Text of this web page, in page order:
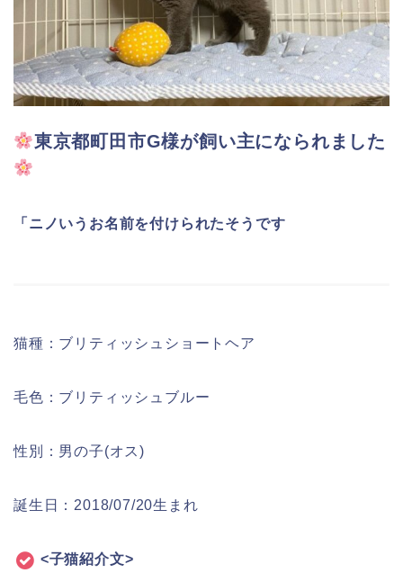
東京都町田市G様が飼い主になられました
「ニノいうお名前を付けられたそうです
猫種：ブリティッシュショートヘア
毛色：ブリティッシュブルー
性別：男の子(オス)
誕生日：2018/07/20生まれ
<子猫紹介文>